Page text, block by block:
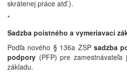
skrátenej práce atď.).
*
Sadzba poistného a vymeriavací
Podľa nového § 136a ZSP sadzba
podpory (PFP) pre
základu.